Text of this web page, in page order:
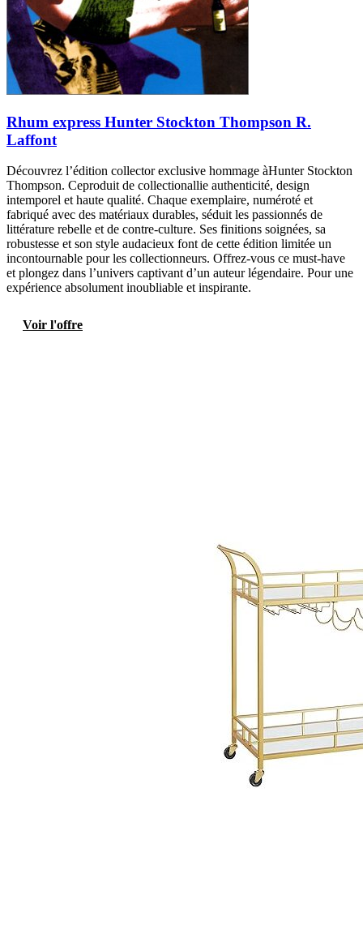
Rhum express Hunter Stockton Thompson R.
Laffont
Découvrez l’édition collector exclusive hommage àHunter Stockton
Thompson. Ceproduit de collectionallie authenticité, design
intemporel et haute qualité. Chaque exemplaire, numéroté et
fabriqué avec des matériaux durables, séduit les passionnés de
littérature rebelle et de contre-culture. Ses finitions soignées, sa
robustesse et son style audacieux font de cette édition limitée un
incontournable pour les collectionneurs. Offrez-vous ce must-have
et plongez dans l’univers captivant d’un auteur légendaire. Pour une
expérience absolument inoubliable et inspirante.
Voir l'offre